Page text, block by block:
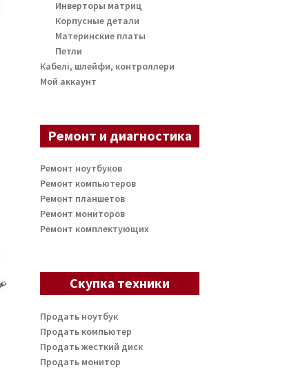
Инверторы матриц
Корпусные детали
Материнские платы
Петли
Кабелі, шлейфи, контроллери
Мой аккаунт
Ремонт и диагностика
Ремонт ноутбуков
Ремонт компьютеров
Ремонт планшетов
Ремонт мониторов
Ремонт комплектующих
Скупка техники
Продать ноутбук
Продать компьютер
Продать жесткий диск
Продать монитор